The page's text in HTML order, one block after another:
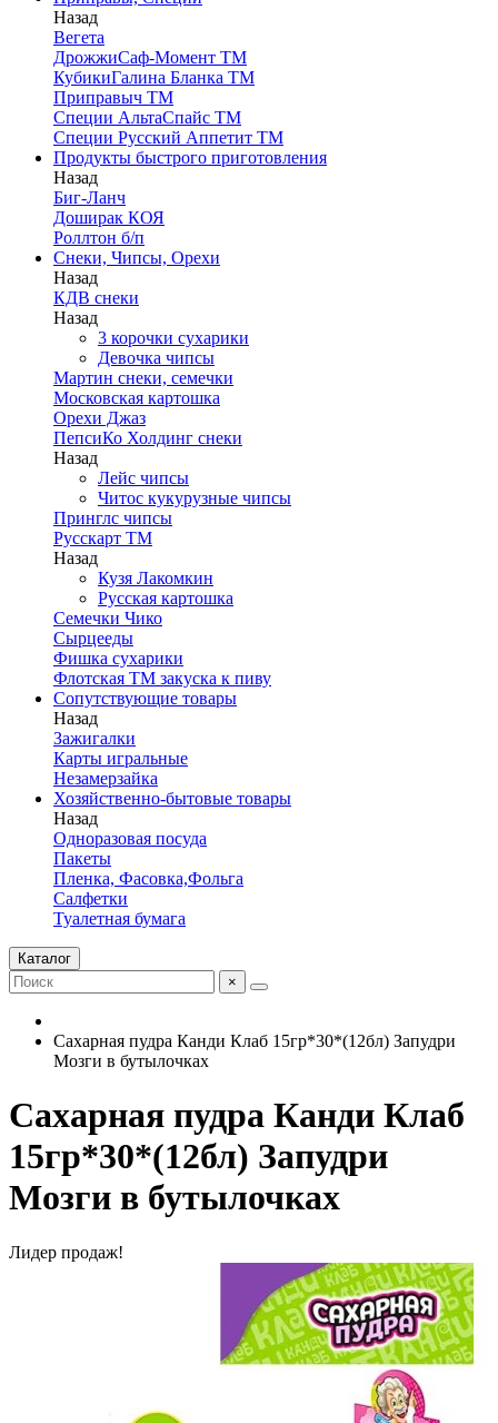
Назад
Вегета
ДрожжиСаф-Момент ТМ
КубикиГалина Бланка ТМ
Приправыч ТМ
Специи АльтаСпайс ТМ
Специи Русский Аппетит ТМ
Продукты быстрого приготовления
Назад
Биг-Ланч
Доширак КОЯ
Роллтон б/п
Снеки, Чипсы, Орехи
Назад
КДВ снеки
Назад
3 корочки сухарики
Девочка чипсы
Мартин снеки, семечки
Московская картошка
Орехи Джаз
ПепсиКо Холдинг снеки
Назад
Лейс чипсы
Читос кукурузные чипсы
Принглс чипсы
Русскарт ТМ
Назад
Кузя Лакомкин
Русская картошка
Семечки Чико
Сырцееды
Фишка сухарики
Флотская ТМ закуска к пиву
Сопутствующие товары
Назад
Зажигалки
Карты игральные
Незамерзайка
Хозяйственно-бытовые товары
Назад
Одноразовая посуда
Пакеты
Пленка, Фасовка,Фольга
Салфетки
Туалетная бумага
Каталог
×
Сахарная пудра Канди Клаб 15гр*30*(12бл) Запудри
Мозги в бутылочках
Сахарная пудра Канди Клаб
15гр*30*(12бл) Запудри
Мозги в бутылочках
Лидер продаж!